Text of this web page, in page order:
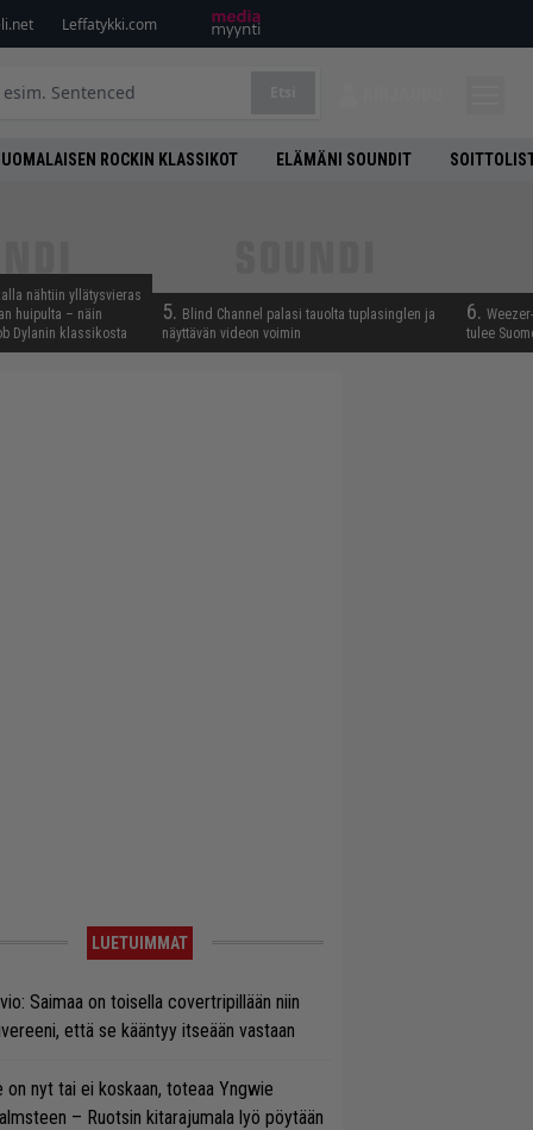
Leffatykki.com
ROCKIN KLASSIKOT ELÄMÄNI SOUNDIT
nähtiin yllätysvieras
huipulta – näin
Dylanin klassikosta
5. Blind Channel palasi tauolta tuplasinglen ja
näyttävän videon voimin
6.
tulee
LUETUIMMAT
Saimaa on toisella covertripillään niin
että se kääntyy itseään vastaan
on nyt tai ei koskaan, toteaa Yngwie
– Ruotsin kitarajumala lyö pöytään